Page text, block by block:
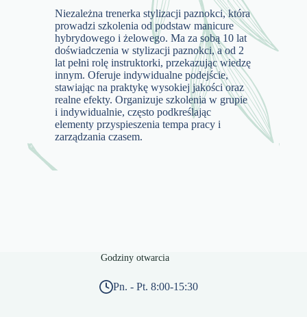
Niezależna trenerka stylizacji paznokci, która
prowadzi szkolenia od podstaw manicure
hybrydowego i żelowego. Ma za sobą 10 lat
doświadczenia w stylizacji paznokci, a od 2
lat pełni rolę instruktorki, przekazując wiedzę
innym. Oferuje indywidualne podejście,
stawiając na praktykę wysokiej jakości oraz
realne efekty. Organizuje szkolenia w grupie
i indywidualnie, często podkreślając
elementy przyspieszenia tempa pracy i
zarządzania czasem.
Godziny otwarcia
Pn. - Pt. 8:00-15:30